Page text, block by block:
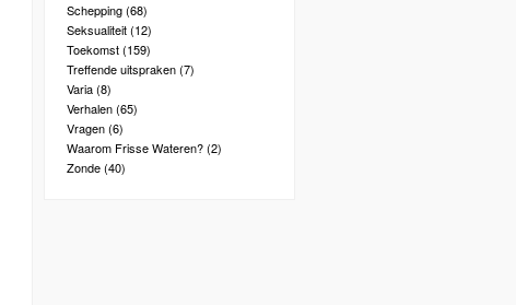
Schepping(68)
Seksualiteit(12)
Toekomst(159)
Treffende uitspraken(7)
Varia(8)
Verhalen(65)
Vragen(6)
Waarom Frisse Wateren?(2)
Zonde(40)